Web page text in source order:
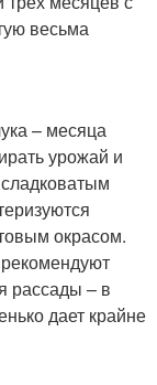
весьма
– месяца
урожай и
окрасом.
рассады – в
дает крайне